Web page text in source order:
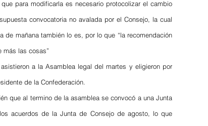
para modificarla es necesario protocolizar el cambio
convocatoria no avalada por el Consejo, la cual
mañana también lo es, por lo que “la recomendación
más las cosas”
a la Asamblea legal del martes y eligieron por
de la Confederación.
que al termino de la asamblea se convocó a una Junta
acuerdos de la Junta de Consejo de agosto, lo que